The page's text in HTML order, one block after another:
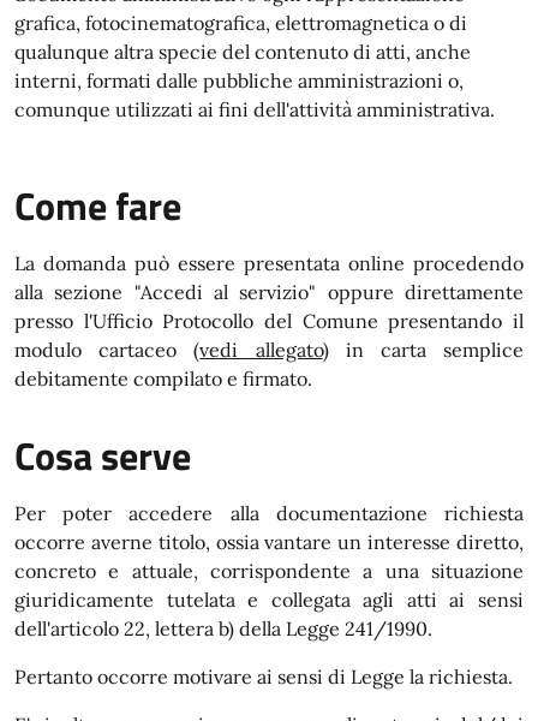
grafica, fotocinematografica, elettromagnetica o di
qualunque altra specie del contenuto di atti, anche
interni, formati dalle pubbliche amministrazioni o,
comunque utilizzati ai fini dell'attività amministrativa.
Come fare
La domanda può essere presentata online procedendo
alla sezione "Accedi al servizio" oppure direttamente
presso l'Ufficio Protocollo del Comune presentando il
modulo cartaceo (vedi allegato) in carta semplice
debitamente compilato e firmato.
Cosa serve
Per poter accedere alla documentazione richiesta
occorre averne titolo, ossia vantare un interesse diretto,
concreto e attuale, corrispondente a una situazione
giuridicamente tutelata e collegata agli atti ai sensi
dell'articolo 22, lettera b) della Legge 241/1990.
Pertanto occorre motivare ai sensi di Legge la richiesta.